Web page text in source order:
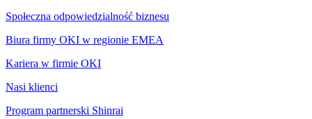
Społeczna odpowiedzialność biznesu
Biura firmy OKI w regionie EMEA
Kariera w firmie OKI
Nasi klienci
Program partnerski Shinrai